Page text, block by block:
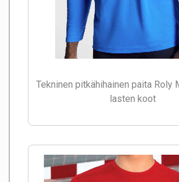
Tekninen pitkähihainen paita Roly
lasten koot